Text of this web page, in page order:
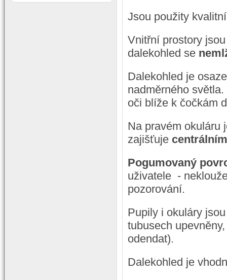
Jsou použity
Vnitřní prostory
dalekohled se
Dalekohled je
nadměrného
oči blíže k čočkám
Na pravém okuláru
zajišťuje
Pogumovaný
uživatele -
pozorování.
Pupily i okuláry
tubusech
odendat).
Dalekohled je